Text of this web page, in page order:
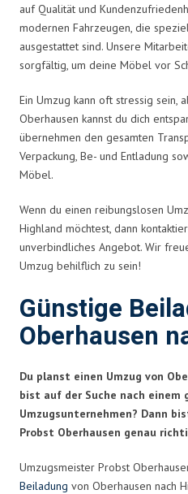
auf Qualität und
modernen Fahrzeugen, die
ausgestattet sind. Unsere
sorgfältig, um deine Möbel vor
Ein Umzug kann oft stressig sein,
Oberhausen kannst du dich
übernehmen den gesamten
Verpackung, Be- und Entladung
Möbel.
Wenn du einen reibungslosen
Highland möchtest, dann
unverbindliches Angebot. Wir
Umzug behilflich zu sein!
Günstige
Oberhausen
Du planst einen Umzug von
bist auf der Suche nach einem
Umzugsunternehmen? Dann
Probst Oberhausen genau
Umzugsmeister Probst
Beiladung von Oberhausen nach